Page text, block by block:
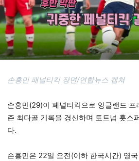
손흥민 패널티킥 장면/연합뉴스 캡쳐
손흥민(29)이 페널티킥으로 잉글랜드 프
즌 최다골 기록을 경신하며 토트넘 홋스
다.
손흥민은 22일 오전(이하 한국시간) 영